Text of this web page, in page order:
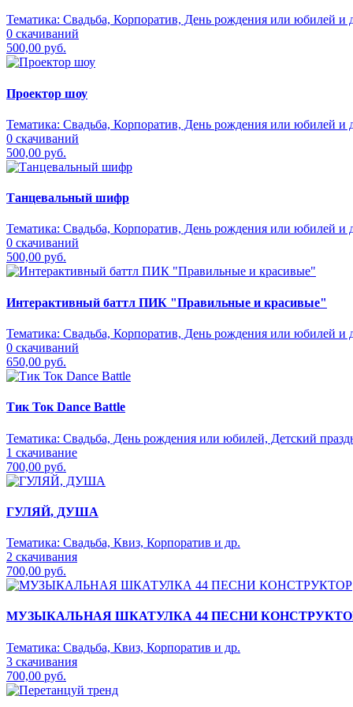
Тематика: Свадьба, Корпоратив, День рождения или юбилей и
0 скачиваний
500,00 руб.
Проектор шоу
Тематика: Свадьба, Корпоратив, День рождения или юбилей и
0 скачиваний
500,00 руб.
Танцевальный шифр
Тематика: Свадьба, Корпоратив, День рождения или юбилей и
0 скачиваний
500,00 руб.
Интерактивный баттл ПИК "Правильные и красивые"
Тематика: Свадьба, Корпоратив, День рождения или юбилей и
0 скачиваний
650,00 руб.
Тик Ток Dance Battle
Тематика: Свадьба, День рождения или юбилей, Детский
1 скачивание
700,00 руб.
ГУЛЯЙ, ДУША
Тематика: Свадьба, Квиз, Корпоратив и др.
2 скачивания
700,00 руб.
МУЗЫКАЛЬНАЯ ШКАТУЛКА 44 ПЕСНИ
Тематика: Свадьба, Квиз, Корпоратив и др.
3 скачивания
700,00 руб.